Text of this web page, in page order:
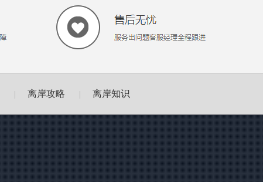
离岸攻略 离岸知识